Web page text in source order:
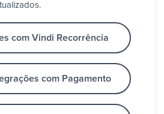
com Vindi Recorrência
com Pagamento